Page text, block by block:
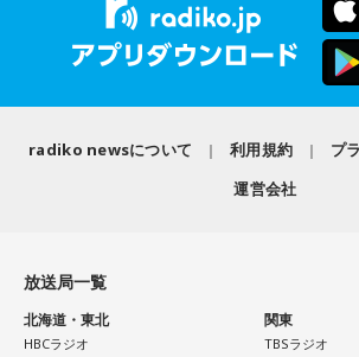
radiko newsについて 利用規約
プ
運営会社
放送局一覧
北海道・東北
HBCラジオ
関東
TBSラジオ